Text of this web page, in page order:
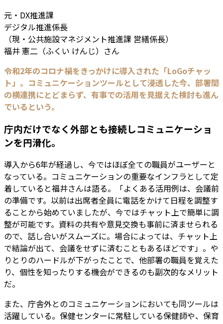
元・DX推進課
デジタル推進係長
（現・公共施設マネジメント推進課 営繕係長）
福井 憲二（ふくい けんじ）さん
令和2年のコロナ禍をきっかけに導入された「LoGoチャッ
ト」。コミュニケーションツールとして浸透した今、部署間
の横連携にとどまらず、有事での活用を見据えた検討も進ん
でいるという。
庁内だけでなく外部とも接続しコミュニケーショ
ンを円滑化。
導入から6年が経過し、今ではほぼ全ての職員がユーザーと
なっている。コミュニケーションの重要なインフラとして定
着していると福井さんは語る。「よくある活用例は、会議前
の準備です。以前は出席者全員に電話をかけて日程を調整す
ることから始めていましたが、今ではチャット上で簡単に調
整が可能です。資料の共有や意見交換も事前に済ませられる
ので、話し合いがスムーズに。場合によっては、チャット上
で結論が出て、会議をせずに済むこともあるほどです」。や
りとりのハードルが下がったことで、他部署の職員を覚えた
り、個性を知ったりする機会ができるのも副次的なメリット
だ。
また、庁舎外とのコミュニケーションにおいても同ツールは
活躍している。保健センターに常駐している保健師や、保育